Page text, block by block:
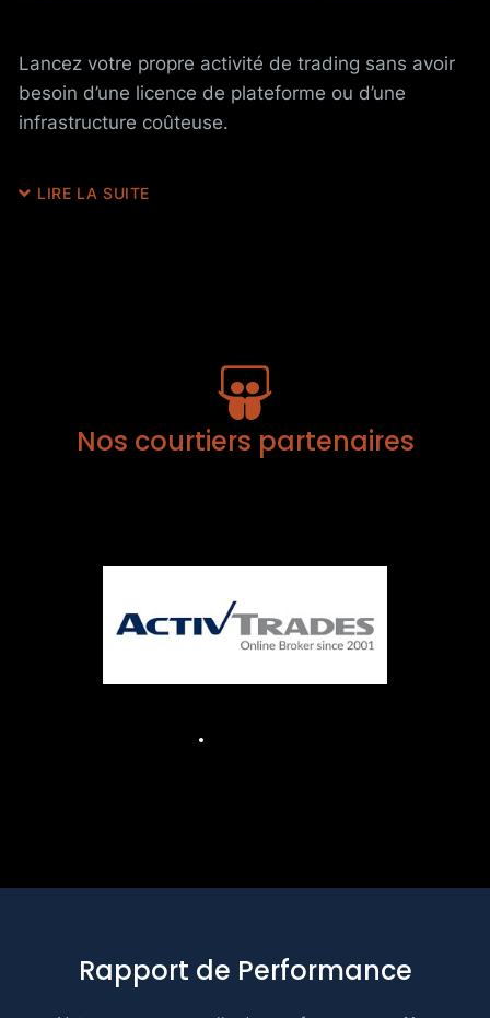
Lancez votre propre activité de trading sans avoir
besoin d’une licence de plateforme ou d’une
infrastructure coûteuse.
LIRE LA SUITE
Nos courtiers partenaires
Rapport de Performance